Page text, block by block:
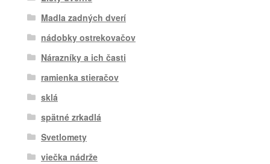
Madla zadných dverí
nádobky ostrekovačov
Nárazníky a ich časti
ramienka stieračov
sklá
spätné zrkadlá
Svetlomety
viečka nádrže